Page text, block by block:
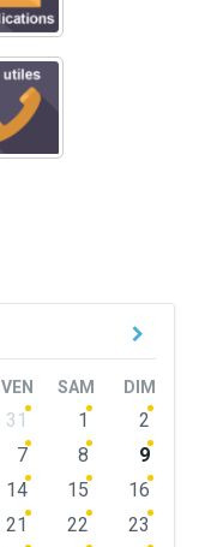
VEN SAM DIM
31 1
2
7 8
9
14 15
16
21 22
23